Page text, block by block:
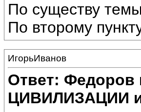
По существу
По второму
ИгорьИванов
Ответ: Федоров
ЦИВИЛИЗАЦИИ